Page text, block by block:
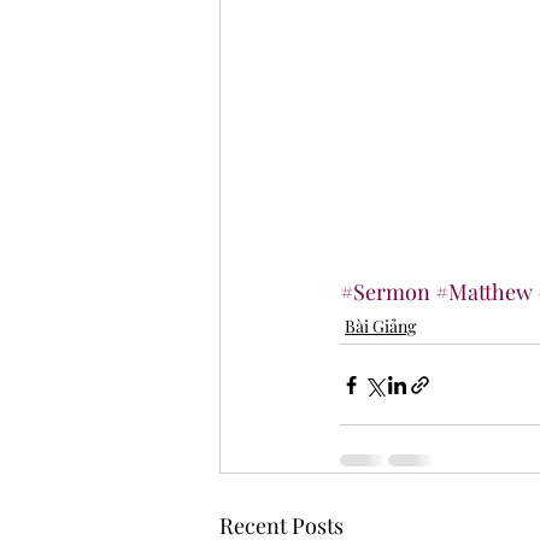
#Sermon #Matthew
Bài Giảng
Recent Posts